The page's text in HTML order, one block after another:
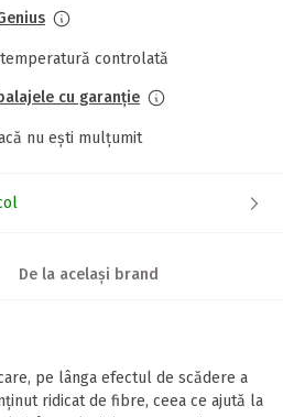
controlată
cu garanție
nu ești mulțumit
De la același brand
pe lânga efectul de scădere a
ridicat de fibre, ceea ce ajută la